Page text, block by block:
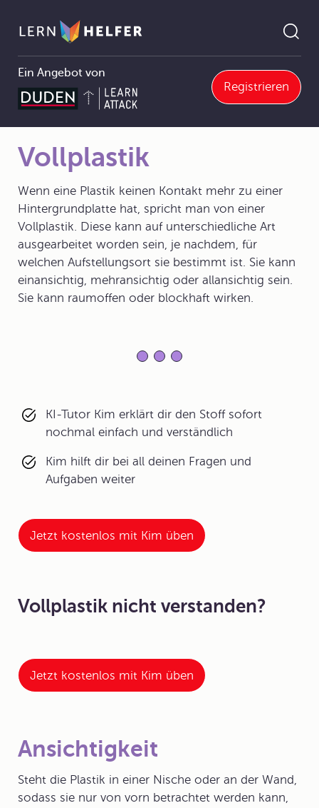
Ein Angebot von
Registrieren
Pfadnavigation
Kunst 5.3.2 Vom Relief zur Freiplastik Vollplastik
Vollplastik
Wenn eine Plastik keinen Kontakt mehr zu einer
Hintergrundplatte hat, spricht man von einer
Vollplastik. Diese kann auf unterschiedliche Art
ausgearbeitet worden sein, je nachdem, für
welchen Aufstellungsort sie bestimmt ist. Sie kann
einansichtig, mehransichtig oder allansichtig sein.
Sie kann raumoffen oder blockhaft wirken.
KI-Tutor Kim erklärt dir den Stoff sofort
nochmal einfach und verständlich
Kim hilft dir bei all deinen Fragen und
Aufgaben weiter
Jetzt kostenlos mit Kim üben
Vollplastik nicht verstanden?
Jetzt kostenlos mit Kim üben
Ansichtigkeit
Steht die Plastik in einer Nische oder an der Wand,
sodass sie nur von vorn betrachtet werden kann,